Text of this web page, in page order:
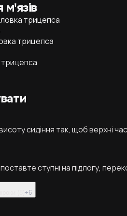
м'язів
трицепса
трицепса
сидіння так, щоб верхні
ступні на підлогу,
+6